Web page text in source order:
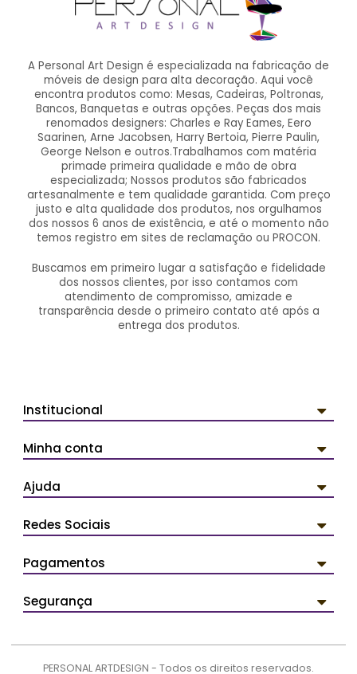
A Personal Art Design é especializada na fabricação de
móveis de design para alta decoração. Aqui você
encontra produtos como: Mesas, Cadeiras, Poltronas,
Bancos, Banquetas e outras opções. Peças dos mais
renomados designers: Charles e Ray Eames, Eero
Saarinen, Arne Jacobsen, Harry Bertoia, Pierre Paulin,
George Nelson e outros.Trabalhamos com matéria
primade primeira qualidade e mão de obra
especializada; Nossos produtos são fabricados
artesanalmente e tem qualidade garantida. Com preço
justo e alta qualidade dos produtos, nos orgulhamos
dos nossos 6 anos de existência, e até o momento não
temos registro em sites de reclamação ou PROCON.
Buscamos em primeiro lugar a satisfação e fidelidade
dos nossos clientes, por isso contamos com
atendimento de compromisso, amizade e
transparência desde o primeiro contato até após a
entrega dos produtos.
Institucional
Minha conta
Ajuda
Redes Sociais
Pagamentos
Segurança
PERSONAL ARTDESIGN - Todos os direitos reservados.